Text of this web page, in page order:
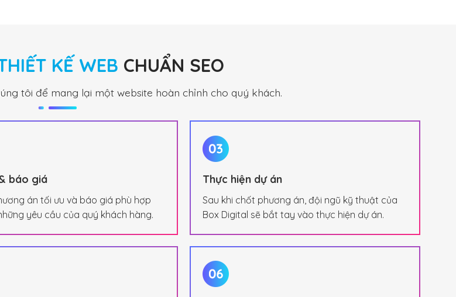
KẾ WEB CHUẨN SEO
tôi để mang lại một website hoàn chỉnh cho quý khách.
báo giá
án tối ưu và báo giá phù hợp
yêu cầu của quý khách hàng.
Thực hiện dự án
Sau khi chốt phương án, đội ngũ kỹ thuật của
Box Digital sẽ bắt tay vào thực hiện dự án.